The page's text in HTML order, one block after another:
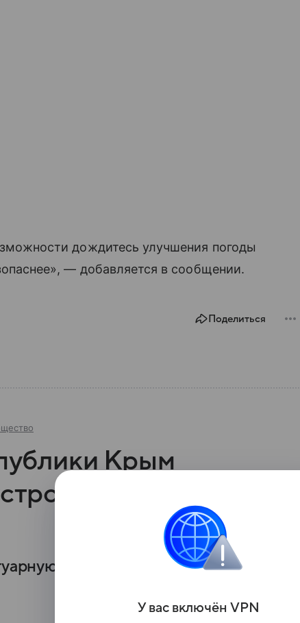
дождитесь улучшения погоды
— добавляется в сообщении.
Поделиться
Крым
сквера
плитку и монтируют бортовой
У вас включён VPN